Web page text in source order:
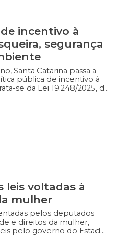
de salas de
Catarina […]
incentivo à
segurança
Santa Catarina passa a
pública de incentivo à
se da Lei 19.248/2025, de
(Podemos), que cria o
O programa prevê a
as obras de infraestrutura
suas demandas e definam
necessários em cada […]
leis voltadas à
mulher
pelos deputados
e direitos da mulher,
pelo governo do Estado